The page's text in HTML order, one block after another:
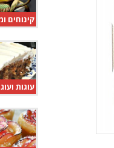
קינוחים
עוגות